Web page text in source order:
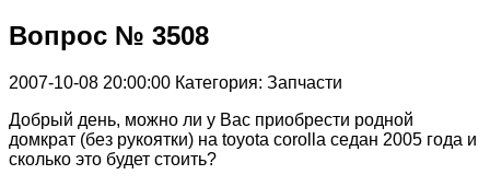
Вопрос № 3508
2007-10-08 20:00:00 Категория: Запчасти
Добрый день, можно ли у Вас приобрести родной
домкрат (без рукоятки) на toyota corolla седан 2005 года и
сколько это будет стоить?